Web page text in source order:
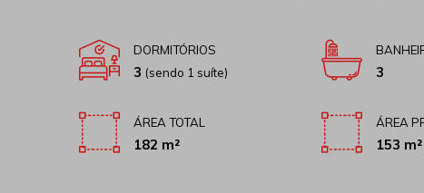
DORMITÓRIOS
3 (sendo 1 suíte) 3
ÁREA TOTAL
182 m²
ÁREA
153 m²